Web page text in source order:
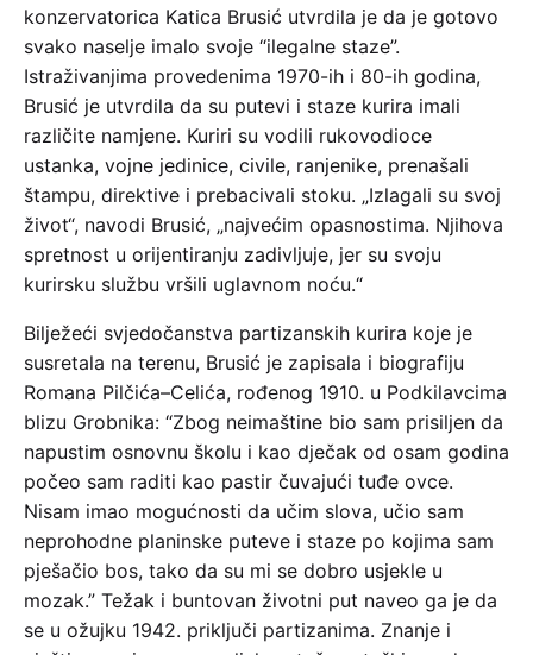
konzervatorica Katica Brusić utvrdila je da je gotovo
svako naselje imalo svoje “ilegalne staze”.
Istraživanjima provedenima 1970-ih i 80-ih godina,
Brusić je utvrdila da su putevi i staze kurira imali
različite namjene. Kuriri su vodili rukovodioce
ustanka, vojne jedinice, civile, ranjenike, prenašali
štampu, direktive i prebacivali stoku. „Izlagali su svoj
život“, navodi Brusić, „najvećim opasnostima. Njihova
spretnost u orijentiranju zadivljuje, jer su svoju
kurirsku službu vršili uglavnom noću.“
Bilježeći svjedočanstva partizanskih kurira koje je
susretala na terenu, Brusić je zapisala i biografiju
Romana Pilčića–Celića, rođenog 1910. u Podkilavcima
blizu Grobnika: “Zbog neimaštine bio sam prisiljen da
napustim osnovnu školu i kao dječak od osam godina
počeo sam raditi kao pastir čuvajući tuđe ovce.
Nisam imao mogućnosti da učim slova, učio sam
neprohodne planinske puteve i staze po kojima sam
pješačio bos, tako da su mi se dobro usjekle u
mozak.” Težak i buntovan životni put naveo ga je da
se u ožujku 1942. priključi partizanima. Znanje i